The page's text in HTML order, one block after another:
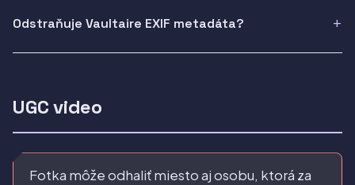
Odstraňuje Vaultaire EXIF metadáta?
UGC video
Fotka môže odhaliť miesto aj osobu, ktorá za